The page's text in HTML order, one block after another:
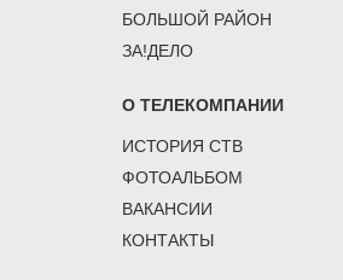
БОЛЬШОЙ РАЙОН
ЗА!ДЕЛО
О ТЕЛЕКОМПАНИИ
ИСТОРИЯ СТВ
ФОТОАЛЬБОМ
ВАКАНСИИ
КОНТАКТЫ